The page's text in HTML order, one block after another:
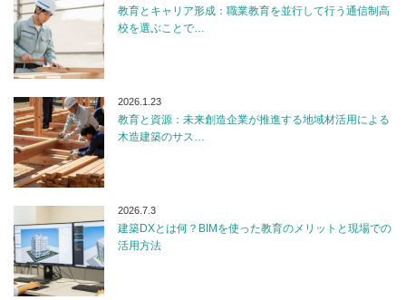
教育とキャリア形成：職業教育を並行して行う通信制高
校を選ぶことで…
2026.1.23
教育と資源：未来創造企業が推進する地域材活用による
木造建築のサス…
2026.7.3
建築DXとは何？BIMを使った教育のメリットと現場での
活用方法